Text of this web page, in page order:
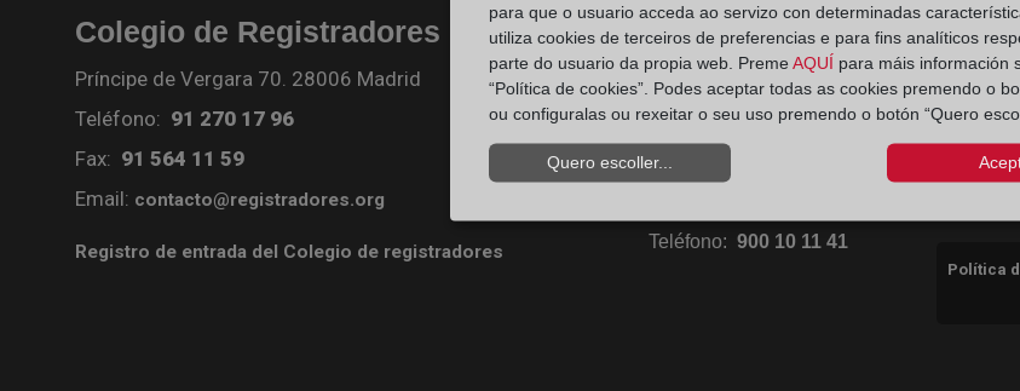
Colegio de Registradores
Príncipe de Vergara 70. 28006 Madrid
Teléfono: 91 270 17 96
Fax: 91 564 11 59
Email: contacto@registradores.org
Registro de entrada del Colegio de registradores
Ir a facebook (abre en ventana nueva)
Ir a twitter (abre en ventana nueva)
Ir a YouTube (abre en
Ir a Flickr (abre en
Ir a Linkedin (abre en ventana nueva)
Ir al Blog (abre en ventana nueva)
Ir a Instagram (abre en
Teléfono:900 10 11 41
Política
para que o usuario acceda ao servizo con determinadas
utiliza cookies de terceiros de preferencias e para fins analíticos
parte do usuario da propia web. Preme AQUÍ para máis información
“Política de cookies”. Podes aceptar todas as cookies premendo o
ou configuralas ou rexeitar o seu uso premendo o botón “Quero
Quero escoller...